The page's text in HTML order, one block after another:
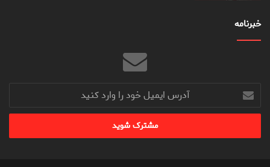
خبرنامه
آدرس
ایمیل
خود
وارد